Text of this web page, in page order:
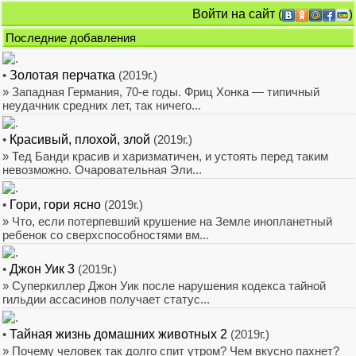
Войти на сайт (
)
Последние добавления
• Золотая перчатка (2019г.)
» Западная Германия, 70-е годы. Фриц Хонка — типичный
неудачник средних лет, так ничего...
• Красивый, плохой, злой (2019г.)
» Тед Банди красив и харизматичен, и устоять перед таким
невозможно. Очаровательная Эли...
• Гори, гори ясно (2019г.)
» Что, если потерпевший крушение на Земле инопланетный
ребенок со сверхспособностями вм...
• Джон Уик 3 (2019г.)
» Суперкиллер Джон Уик после нарушения кодекса тайной
гильдии ассасинов получает статус...
• Тайная жизнь домашних животных 2 (2019г.)
» Почему человек так долго спит утром? Чем вкусно пахнет?